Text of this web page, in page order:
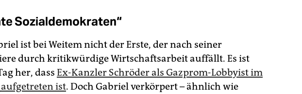
Sozialdemokraten“
ist bei Weitem nicht der Erste, der nach seiner
durch kritikwürdige Wirtschaftsarbeit auffällt. Es ist
her, dass Ex-Kanzler Schröder als Gazprom-Lobbyist im
ist. Doch Gabriel verkörpert – ähnlich wie